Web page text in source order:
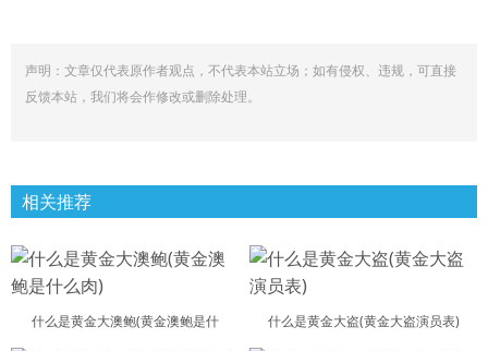
声明：文章仅代表原作者观点，不代表本站立场；如有侵权、违规，可直接
反馈本站，我们将会作修改或删除处理。
相关推荐
什么是黄金大澳鲍(黄金澳鲍是什 什么是黄金大盗(黄金大盗演员表)